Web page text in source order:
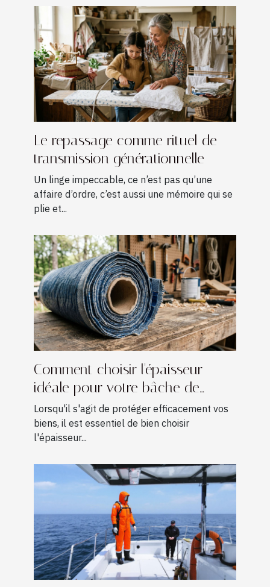
Le repassage comme rituel de
transmission générationnelle
Un linge impeccable, ce n’est pas qu’une
affaire d’ordre, c’est aussi une mémoire qui se
plie et...
Comment choisir l'épaisseur
idéale pour votre bâche de
protection ?
Lorsqu'il s'agit de protéger efficacement vos
biens, il est essentiel de bien choisir
l'épaisseur...